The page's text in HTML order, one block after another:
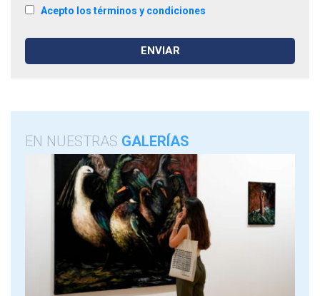
Acepto los términos y condiciones
EN NUESTRAS GALERÍAS